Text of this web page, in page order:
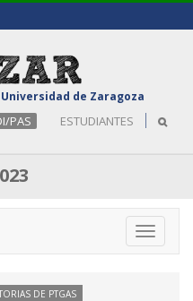
Universidad de Zaragoza
PAS ESTUDIANTES
Toggle
DE PTGAS